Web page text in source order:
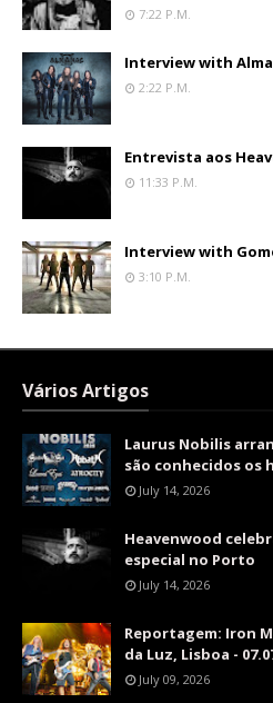
7:22 P.m.
Interview with
2:22 P.m.
Entrevista aos
11:33 P.m.
Interview with
3:10 P.m.
Vários Artigos
Laurus Nobilis
são conhecidos os
July 14, 2026
Heavenwood
especial no Porto
July 14, 2026
Reportagem: Iron
da Luz, Lisboa -
July 09, 2026